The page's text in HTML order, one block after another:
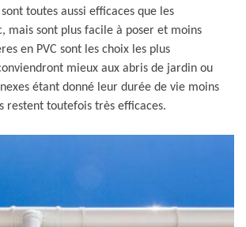
toutes aussi efficaces que les
mais sont plus facile à poser et moins
en PVC sont les choix les plus
mieux aux abris de jardin ou
étant donné leur durée de vie moins
restent toutefois très efficaces.